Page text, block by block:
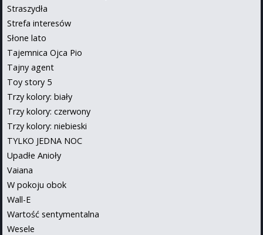
Straszydła
Strefa interesów
Słone lato
Tajemnica Ojca Pio
Tajny agent
Toy story 5
Trzy kolory: biały
Trzy kolory: czerwony
Trzy kolory: niebieski
TYLKO JEDNA NOC
Upadłe Anioły
Vaiana
W pokoju obok
Wall-E
Wartość sentymentalna
Wesele